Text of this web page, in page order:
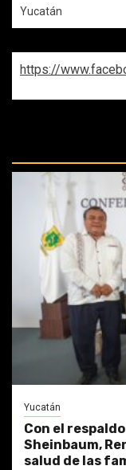
Yucatán
https://
Yucatán
Con el
Sheinbaum,
salud de las